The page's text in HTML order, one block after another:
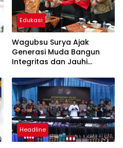
Edukasi
Wagubsu Surya Ajak
Generasi Muda Bangun
Integritas dan Jauhi
Headline